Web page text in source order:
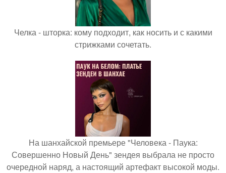
Челка - шторка: кому подходит, как носить и с какими
стрижками сочетать.
На шанхайской премьере "Человека - Паука:
Совершенно Новый День" зендея выбрала не просто
очередной наряд, а настоящий артефакт высокой моды.